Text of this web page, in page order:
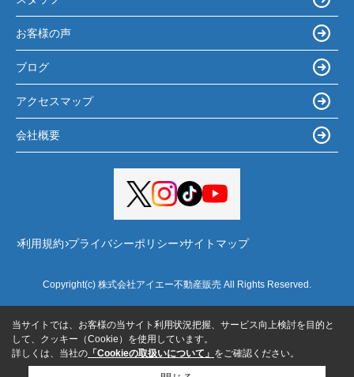
お客様の声
ブログ
アクセスマップ
会社概要
利用規約 プライバシーポリシー サイトマップ
Copyright(c) 株式会社アイエー不動産販売 All Rights Reserved.
当サイトでは、お客様の当サイト利用状況把握、サービス向上検討を目的と
して、クッキー（Cookie）を使用しています。
詳しくは、当社の 「Cookieの取扱いについて」 をご確認ください。